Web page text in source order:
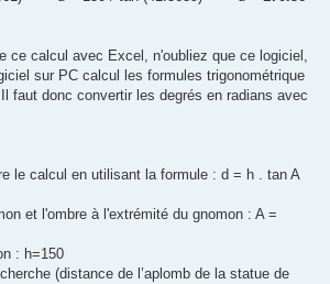
ce calcul avec Excel, n'oubliez que ce logiciel,
sur PC calcul les formules trigonométrique
faut donc convertir les degrés en radians avec
le calcul en utilisant la formule : d = h . tan A
et l'ombre à l'extrémité du gnomon : A =
: h=150
(distance de l’aplomb de la statue de